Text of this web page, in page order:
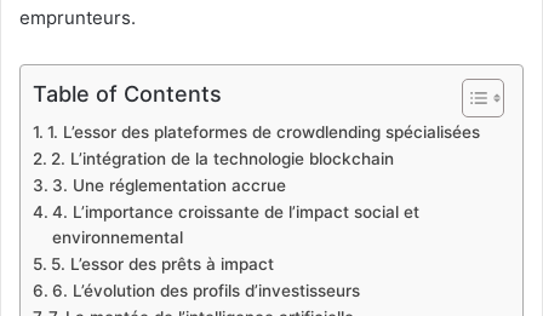
emprunteurs.
Table of Contents
1. L’essor des plateformes de crowdlending spécialisées
2. L’intégration de la technologie blockchain
3. Une réglementation accrue
4. L’importance croissante de l’impact social et
environnemental
5. L’essor des prêts à impact
6. L’évolution des profils d’investisseurs